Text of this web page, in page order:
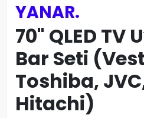
YANAR.
70" QLED TV
Bar Seti
Toshiba,
Hitachi)